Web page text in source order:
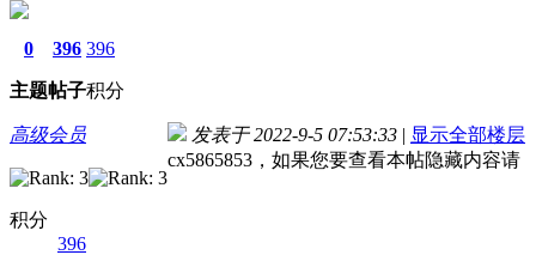
0
主题
396
帖子
396
积分
高级会员
积分
396
发表于 2022-9-5 07:53:33 | 显示全部楼层
cx5865853，如果您要查看本帖隐藏内容请